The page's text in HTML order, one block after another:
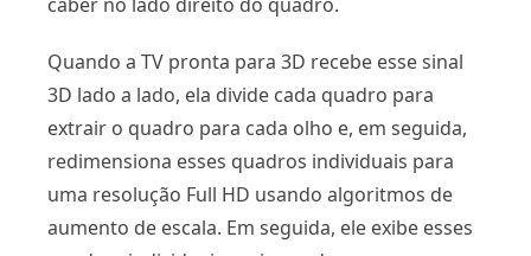
Quando a TV pronta para 3D recebe esse sinal
3D lado a lado, ela divide cada quadro para
extrair o quadro para cada olho e, em seguida,
redimensiona esses quadros individuais para
uma resolução Full HD usando algoritmos de
aumento de escala. Em seguida, ele exibe esses